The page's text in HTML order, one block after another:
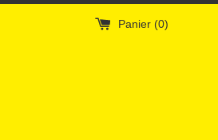
Panier (0)